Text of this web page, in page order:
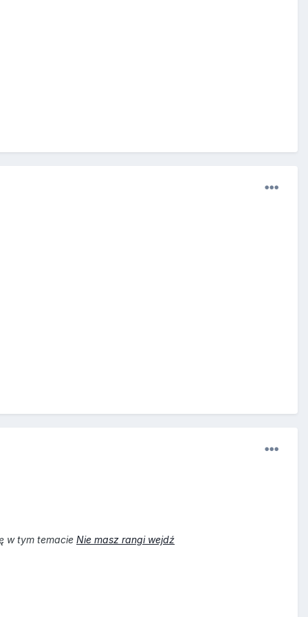
w tym temacie Nie masz rangi wejdź